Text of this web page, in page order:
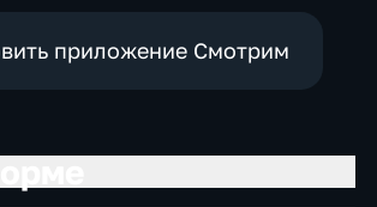
приложение Смотрим